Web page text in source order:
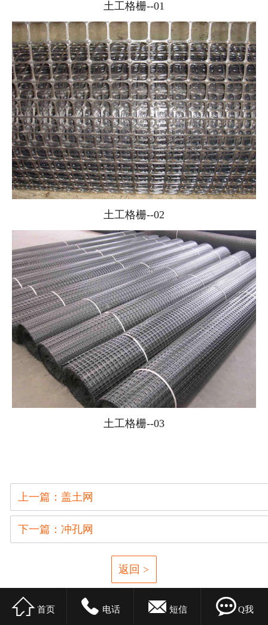
土工格栅--01
土工格栅--02
土工格栅--03
上一篇：盖土网
下一篇：冲孔网
返回 >
首页  电话  短信  Q我